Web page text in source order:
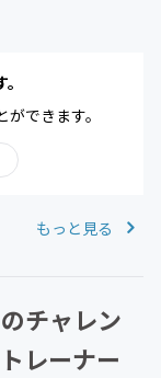
できます。
もっと見る
チャレン
レーナー